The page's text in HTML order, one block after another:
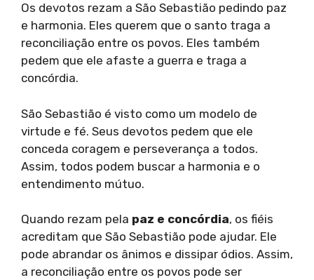
Os devotos rezam a São Sebastião pedindo paz
e harmonia. Eles querem que o santo traga a
reconciliação entre os povos. Eles também
pedem que ele afaste a guerra e traga a
concórdia.
São Sebastião é visto como um modelo de
virtude e fé. Seus devotos pedem que ele
conceda coragem e perseverança a todos.
Assim, todos podem buscar a harmonia e o
entendimento mútuo.
Quando rezam pela paz e concórdia, os fiéis
acreditam que São Sebastião pode ajudar. Ele
pode abrandar os ânimos e dissipar ódios. Assim,
a reconciliação entre os povos pode ser